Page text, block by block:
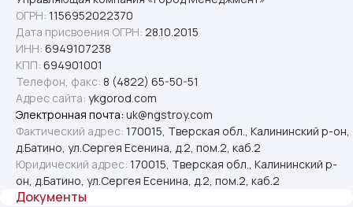
ОГРН: 1156952022370
Дата присвоения ОГРН: 28.10.2015
ИНН: 6949107238
КПП: 694901001
Телефон, факс: 8 (4822) 65-50-51
Адрес сайта: ykgorod.com
Электронная почта: uk@ngstroy.com
Фактический адрес: 170015, Тверская обл., Калининский р-он,
д.Батино, ул.Сергея Есенина, д.2, пом.2, каб.2
Юридический адрес: 170015, Тверская обл., Калининский р-
он, д.Батино, ул.Сергея Есенина, д.2, пом.2, каб.2
Документы